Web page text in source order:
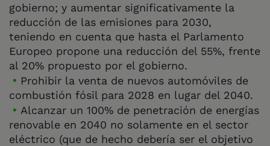
gobierno; y aumentar significativamente la
reducción de las emisiones para 2030,
teniendo en cuenta que hasta el Parlamento
Europeo propone una reducción del 55%, frente
al 20% propuesto por el gobierno.
Prohibir la venta de nuevos automóviles de
combustión fósil para 2028 en lugar del 2040.
Alcanzar un 100% de penetración de energías
renovable en 2040 no solamente en el sector
eléctrico (que de hecho debería ser el objetivo